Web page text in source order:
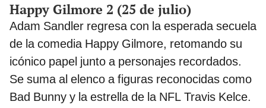
Happy Gilmore 2 (25 de julio)
Adam Sandler regresa con la esperada secuela
de la comedia Happy Gilmore, retomando su
icónico papel junto a personajes recordados.
Se suma al elenco a figuras reconocidas como
Bad Bunny y la estrella de la NFL Travis Kelce.